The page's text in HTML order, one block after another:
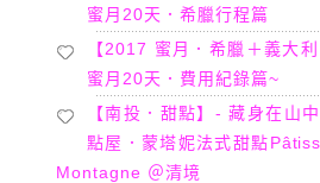
蜜月20天．希臘行程篇
【2017 蜜月．希臘＋義大
蜜月20天．費用紀錄篇~
【南投．甜點】- 藏身在山
點屋．蒙塔妮法式甜點
Montagne ＠清境